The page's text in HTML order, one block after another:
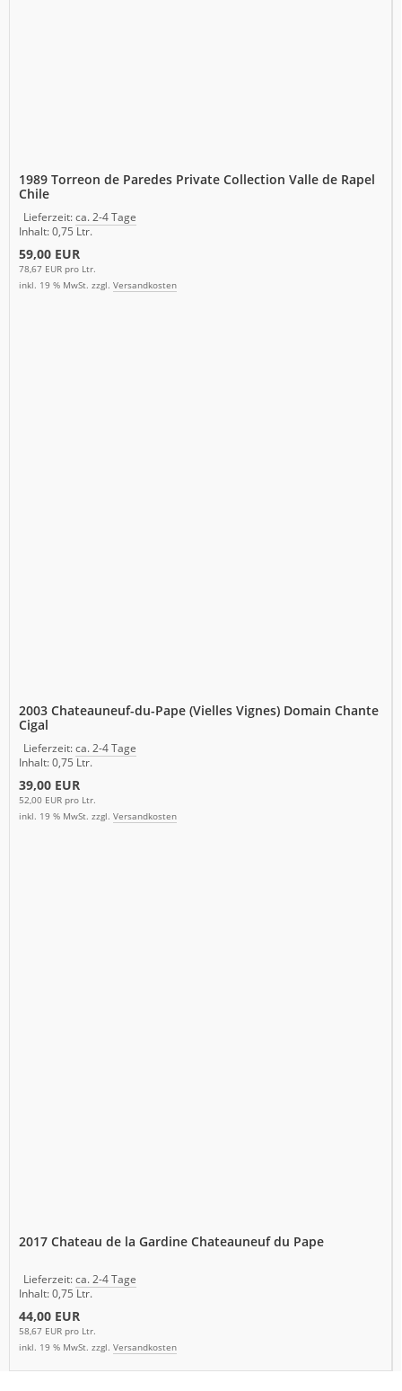
1989 Torreon de Paredes Private Collection Valle de Rapel
Chile
Lieferzeit:ca. 2-4 Tage
Inhalt: 0,75 Ltr.
59,00 EUR
78,67 EUR pro Ltr.
inkl. 19 % MwSt. zzgl. Versandkosten
2003 Chateauneuf-du-Pape (Vielles Vignes) Domain Chante
Cigal
Lieferzeit:ca. 2-4 Tage
Inhalt: 0,75 Ltr.
39,00 EUR
52,00 EUR pro Ltr.
inkl. 19 % MwSt. zzgl. Versandkosten
2017 Chateau de la Gardine Chateauneuf du Pape
Lieferzeit:ca. 2-4 Tage
Inhalt: 0,75 Ltr.
44,00 EUR
58,67 EUR pro Ltr.
inkl. 19 % MwSt. zzgl. Versandkosten